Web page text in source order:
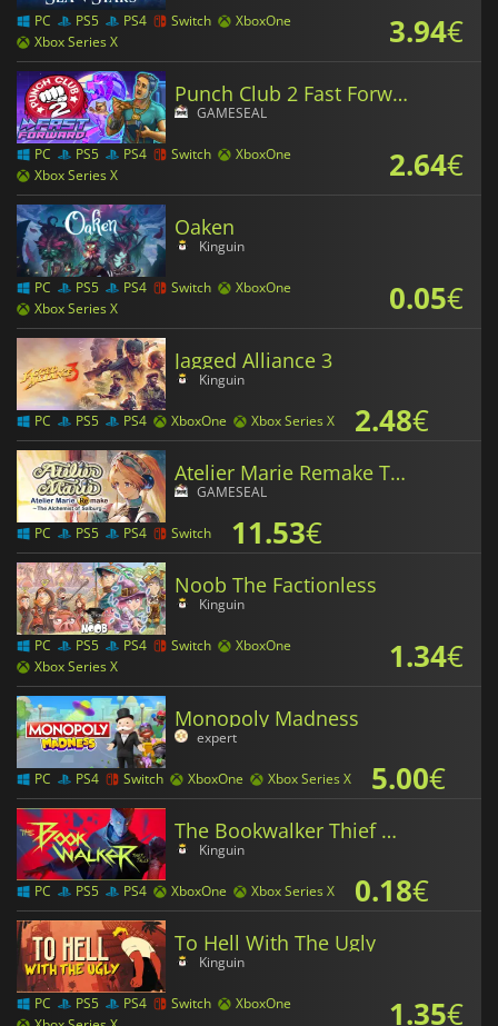
PC PS5 PS4 Switch
XboxOne
Xbox Series X
3.94€
Punch Club 2 Fast Forward
GAMESEAL
PC PS5 PS4 Switch
XboxOne
Xbox Series X
2.64€
Oaken
Kinguin
PC PS5 PS4 Switch
XboxOne
Xbox Series X
0.05€
Jagged Alliance 3
Kinguin
PC PS5 PS4 XboxOne Xbox Series X 2.48€
Atelier Marie Remake The Alchemist of Salburg
GAMESEAL
PC PS5 PS4 Switch 11.53€
Noob The Factionless
Kinguin
PC PS5 PS4 Switch
XboxOne
Xbox Series X
1.34€
Monopoly Madness
expert
PC PS4 Switch XboxOne Xbox Series X 5.00€
The Bookwalker Thief of Tales
Kinguin
PC PS5 PS4 XboxOne Xbox Series X 0.18€
To Hell With The Ugly
Kinguin
PC PS5 PS4 Switch
XboxOne
1.35€